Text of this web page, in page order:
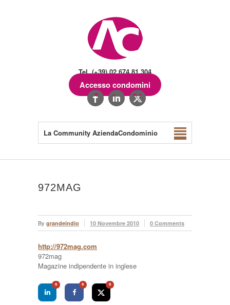
Tel. (+39) 02.674.81.304
Accesso condomini
La Community AziendaCondominio
972MAG
By grandeindio 10 Novembre 2010 0 Comments
http://972mag.com
972mag
Magazine indipendente in inglese
0 0 0